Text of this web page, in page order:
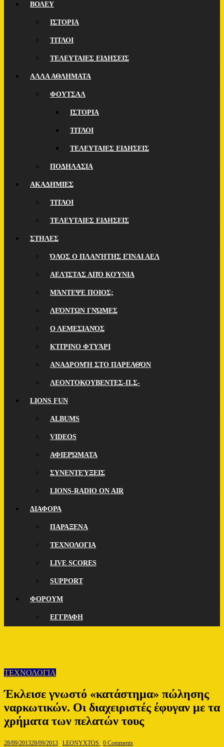
ΒΟΛΕΥ
ΙΣΤΟΡΙΑ
ΤΙΤΛΟΙ
ΤΕΛΕΥΤΑΙΕΣ ΕΙΔΗΣΕΙΣ
ΑΛΛΑ ΑΘΛΗΜΑΤΑ
ΦΟΥΤΣΑΛ
ΙΣΤΟΡΙΑ
ΤΙΤΛΟΙ
ΤΕΛΕΥΤΑΙΕΣ ΕΙΔΗΣΕΙΣ
ΠΟΔΗΛΑΣΙΑ
ΑΚΑΔΗΜΙΕΣ
ΤΙΤΛΟΙ
ΤΕΛΕΥΤΑΙΕΣ ΕΙΔΗΣΕΙΣ
ΣΤΗΛΕΣ
ΌΛΟΣ Ο ΠΛΑΝΉΤΗΣ ΕΊΝΑΙ ΑΕΛ
ΑΕΛΊΣΤΑΣ ΑΠΌ ΚΟΎΝΙΑ
ΜΆΝΤΕΨΕ ΠΟΙOΣ;
ΛΕΌΝΤΩΝ ΓΝΏΜΕΣ
Ο ΛΕΜΕΣΙΑΝΌΣ
ΚΊΤΡΙΝΟ ΦΤΥΆΡΙ
ΑΝΑΔΡΟΜΉ ΣΤΟ ΠΑΡΕΛΘΌΝ
ΛΕΟΝΤΟΚΟΥΒΕΝΤΕΣ-Π.Σ-
LIONS FUN
ALBUMS
VIDEOS
ΑΦΙΕΡΏΜΑΤΑ
ΣΥΝΕΝΤΕΎΞΕΙΣ
LIONS-RADIO ON AIR
ΔΙΑΦΟΡΑ
ΠΑΡΑΞΕΝΑ
ΤΕΧΝΟΛΟΓΙΑ
LIVE SCORES
SUPPORT
ΦΟΡΟΥΜ
ΕΓΓΡΑΦΗ
ΤΕΧΝΟΛΟΓΙΑ
Έκλεισε γνωστό «κατάστημα» πώλησης
ναρκωτικών. Οι διαχειριστές έφυγαν με τα
χρήματα των πελατών τους
28/09/201328/09/2013 LEONYXTOS 0 Comments